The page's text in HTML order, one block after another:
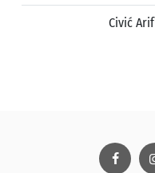
Civić Arif